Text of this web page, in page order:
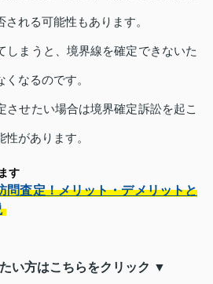
れる可能性もあります。
しまうと、境界線を確定できないた
なるのです。
させたい場合は境界確定訴訟を起こ
があります。
す
問査定！メリット・デメリットと
い方はこちらをクリック ▼